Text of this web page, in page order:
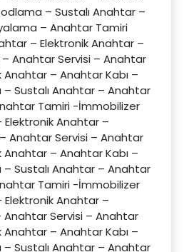
– Sustalı Anahtar –
– Anahtar Tamiri
– Elektronik Anahtar –
– Anahtar Servisi – Anahtar
Anahtar – Anahtar Kabı –
Sustalı Anahtar – Anahtar
Tamiri -İmmobilizer
Anahtar –
– Anahtar Servisi – Anahtar
Anahtar – Anahtar Kabı –
Sustalı Anahtar – Anahtar
Tamiri -İmmobilizer
Anahtar –
Anahtar Servisi – Anahtar
Anahtar – Anahtar Kabı –
Sustalı Anahtar – Anahtar